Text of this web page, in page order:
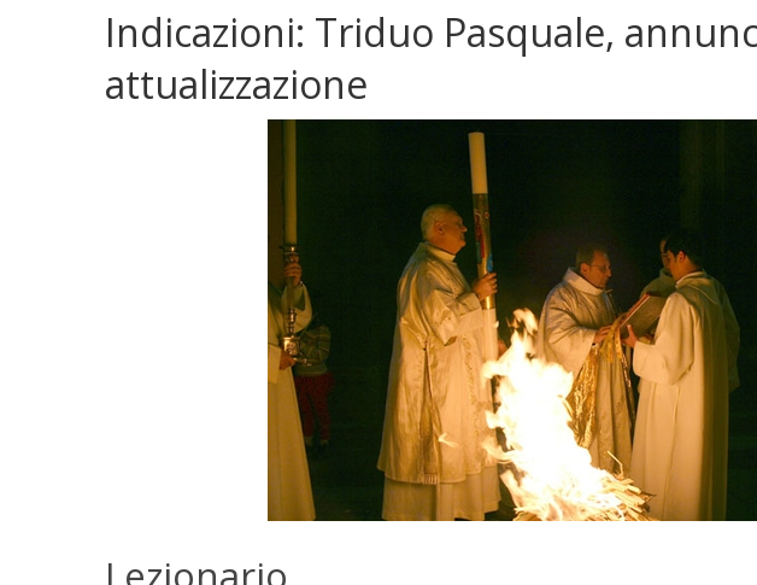
Indicazioni: Triduo Pasquale,
attualizzazione
Lezionario